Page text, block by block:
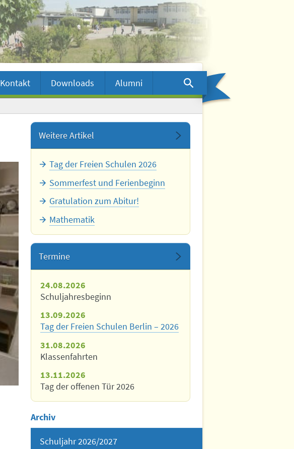
Kontakt Downloads
Alumni
Weitere Artikel
Tag der Freien Schulen 2026
Sommerfest und Ferienbeginn
Gratulation zum Abitur!
Mathematik
Termine
24.08.2026
Schuljahresbeginn
13.09.2026
Tag der Freien Schulen Berlin – 2026
31.08.2026
Klassenfahrten
13.11.2026
Tag der offenen Tür 2026
Archiv
Schuljahr 2026/2027